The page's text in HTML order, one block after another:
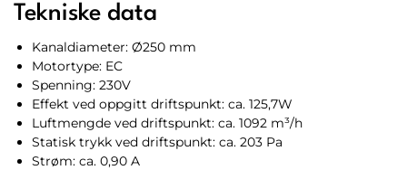
Tekniske data
Kanaldiameter: Ø250 mm
Motortype: EC
Spenning: 230V
Effekt ved oppgitt driftspunkt: ca. 125,7W
Luftmengde ved driftspunkt: ca. 1092 m³/h
Statisk trykk ved driftspunkt: ca. 203 Pa
Strøm: ca. 0,90 A